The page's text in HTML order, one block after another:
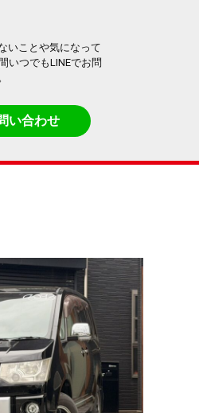
いことや気になって
いつでもLINEでお問
い合わせ